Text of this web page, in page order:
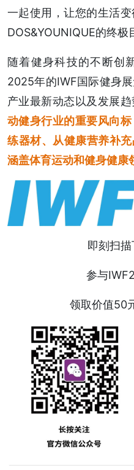
一起使用，让您的生活
DOS&YOUNIQUE的终极
随着健身科技的不断创
2025年的IWF国际健身
产业最新动态以及发展
动健身行业的重要风向
练器材、从健康营养补
涵盖体育运动和健身健康
即刻扫
参与
领取价值50